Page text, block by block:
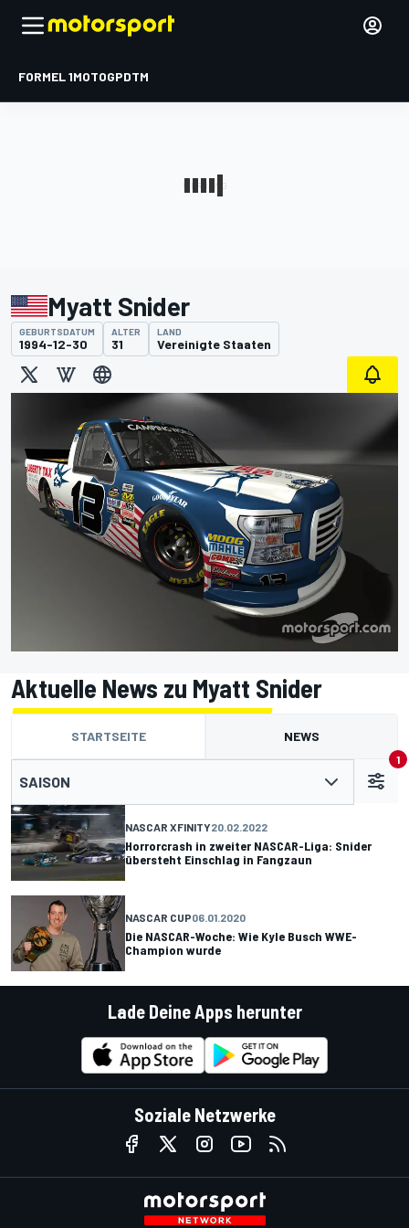
FORMEL 1MOTOGPDTM
Myatt Snider
GEBURTSDATUM
1994-12-30
ALTER
31
LAND
Vereinigte Staaten
Aktuelle News zu Myatt Snider
STARTSEITE NEWS
SAISON
1
NASCAR XFINITY20.02.2022
Horrorcrash in zweiter NASCAR-Liga: Snider
übersteht Einschlag in Fangzaun
NASCAR CUP06.01.2020
Die NASCAR-Woche: Wie Kyle Busch WWE-
Champion wurde
Lade Deine Apps herunter
Soziale Netzwerke